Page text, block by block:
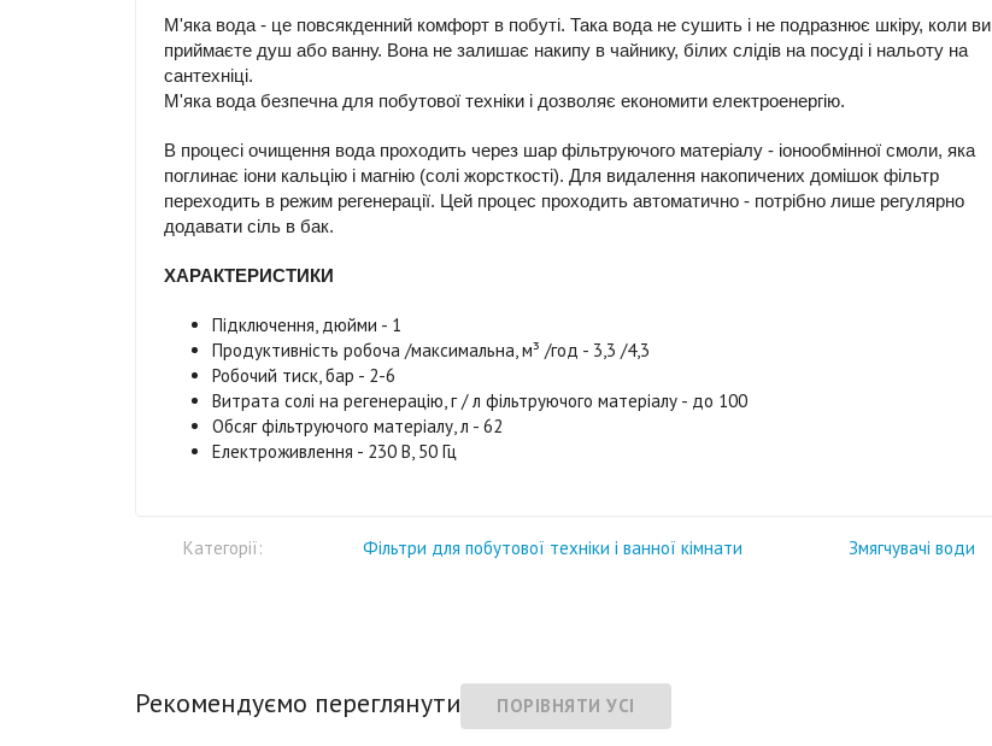
М'яка вода - це повсякденний комфорт в побуті. Така вода не сушить і не подразнює шкіру, коли ви
приймаєте душ або ванну. Вона не залишає накипу в чайнику, білих слідів на посуді і нальоту на
сантехніці.
М'яка вода безпечна для побутової техніки і дозволяє економити електроенергію.
В процесі очищення вода проходить через шар фільтруючого матеріалу - іонообмінної смоли, яка
поглинає іони кальцію і магнію (солі жорсткості). Для видалення накопичених домішок фільтр
переходить в режим регенерації. Цей процес проходить автоматично - потрібно лише регулярно
додавати сіль в бак.
ХАРАКТЕРИСТИКИ
Підключення, дюйми - 1
Продуктивність робоча /максимальна, м³ /год - 3,3 /4,3
Робочий тиск, бар - 2-6
Витрата солі на регенерацію, г / л фільтруючого матеріалу - до 100
Обсяг фільтруючого матеріалу, л - 62
Електроживлення - 230 В, 50 Гц
Категорії: Фільтри для побутової техніки і ванної кімнати Змягчувачі води
Рекомендуємо переглянути